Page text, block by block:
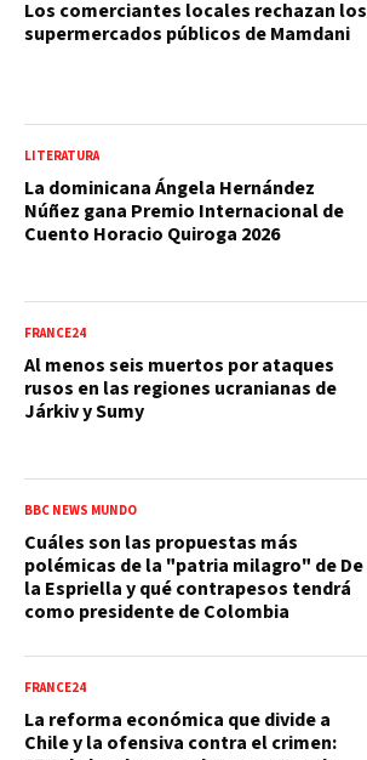
Los comerciantes locales rechazan los
supermercados públicos de Mamdani
LITERATURA
La dominicana Ángela Hernández
Núñez gana Premio Internacional de
Cuento Horacio Quiroga 2026
FRANCE24
Al menos seis muertos por ataques
rusos en las regiones ucranianas de
Járkiv y Sumy
BBC NEWS MUNDO
Cuáles son las propuestas más
polémicas de la "patria milagro" de De
la Espriella y qué contrapesos tendrá
como presidente de Colombia
FRANCE24
La reforma económica que divide a
Chile y la ofensiva contra el crimen: